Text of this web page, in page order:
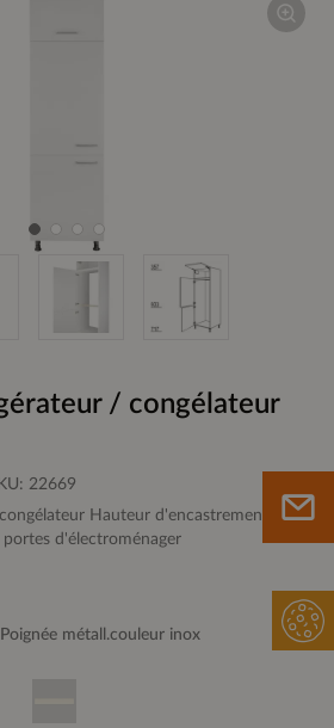
/ congélateur
22669
Hauteur d'encastrement :
d'électroménager
Poignée métall.couleur inox